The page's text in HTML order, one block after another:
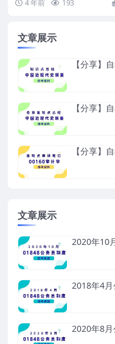
东省2022...
4 年前 193
文章展示
【分享】
【分享】
【分享】
文章展示
2020年10
2018年4
2020年8